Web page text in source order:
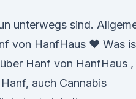
unterwegs sind.
von HanfHaus ♥ Was
Hanf von HanfHaus ,
auch Cannabis